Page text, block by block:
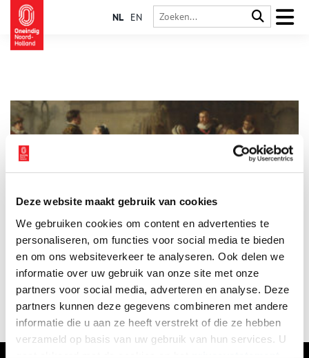
Deze website maakt gebruik van cookies
We gebruiken cookies om content en advertenties te
personaliseren, om functies voor social media te bieden
en om ons websiteverkeer te analyseren. Ook delen we
informatie over uw gebruik van onze site met onze
partners voor social media, adverteren en analyse. Deze
partners kunnen deze gegevens combineren met andere
informatie die u aan ze heeft verstrekt of die ze hebben
verzameld op basis van uw gebruik van hun services. U
NL EN
Valentijnsdag is de dag van de romantische liefde… maar wie
zegt dat dat altijd zonder slag of stoot ging? In talloze boeken
en films komen we vechtende liefdesrivalen tegen. Met
getrokken zwaarden gaan twee mannen elkaar te lijf tijdens
een afgesproken duel. Vanaf het eind van de achttiende eeuw
werd er liever geduelleerd met pistolen. Maar of het nu ging
om een erekwestie of de liefde van je leven: het was een hoge
prijs om te betalen.